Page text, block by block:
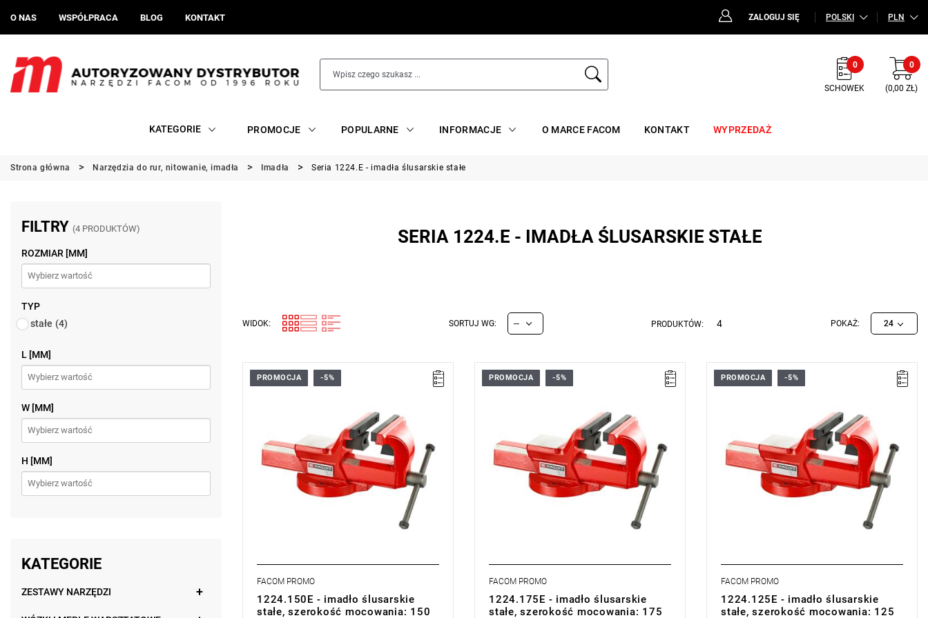
O NAS WSPÓŁPRACA BLOG KONTAKT ZALOGUJ SIĘ POLSKI PLN
0
SCHOWEK
0
(0,00 ZŁ)
KATEGORIE PROMOCJE POPULARNE INFORMACJE O MARCE FACOM KONTAKT WYPRZEDAŻ
Strona główna Narzędzia do rur, nitowanie, imadła Imadła Seria 1224.E - imadła ślusarskie stałe
FILTRY (4 PRODUKTÓW)
ROZMIAR [MM]
TYP
stałe (4)
L [MM]
W [MM]
H [MM]
KATEGORIE
ZESTAWY NARZĘDZI
SERIA 1224.E - IMADŁA ŚLUSARSKIE STAŁE
WIDOK: SORTUJ WG: -- PRODUKTÓW: 4 POKAŻ: 24
- Szczęki równoległe wymienne. Wysoka
- Szczęki V do zaciskania rur, wyjmowalne.
Twardość 45/50 HRc
- System regulacji z 2 śrubami do
kasowania luzów.
PROMOCJA -5%
FACOM PROMO
1224.150E - imadło ślusarskie
stałe, szerokość mocowania: 150
- Szczęki równoległe wymienne. Wysoka
- Szczęki V do zaciskania rur, wyjmowalne.
Twardość 45/50 HRc
- System regulacji z 2 śrubami do
kasowania luzów.
PROMOCJA -5%
FACOM PROMO
1224.175E - imadło ślusarskie
stałe, szerokość mocowania: 175
- Szczęki równoległe wymienne. Wysoka
- Szczęki V do zaciskania rur, wyjmowalne.
Twardość 45/50 HRc
- System regulacji z 2 śrubami do
kasowania luzów.
PROMOCJA -5%
FACOM PROMO
1224.125E - imadło ślusarskie
stałe, szerokość mocowania: 125